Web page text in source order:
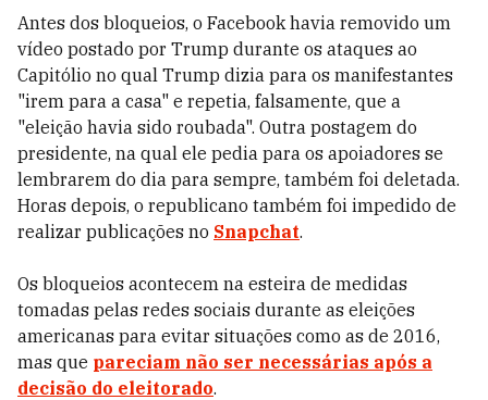
Antes dos bloqueios, o Facebook havia removido um
vídeo postado por Trump durante os ataques ao
Capitólio no qual Trump dizia para os manifestantes
"irem para a casa" e repetia, falsamente, que a
"eleição havia sido roubada". Outra postagem do
presidente, na qual ele pedia para os apoiadores se
lembrarem do dia para sempre, também foi deletada.
Horas depois, o republicano também foi impedido de
realizar publicações no Snapchat.
Os bloqueios acontecem na esteira de medidas
tomadas pelas redes sociais durante as eleições
americanas para evitar situações como as de 2016,
mas que pareciam não ser necessárias após a
decisão do eleitorado.